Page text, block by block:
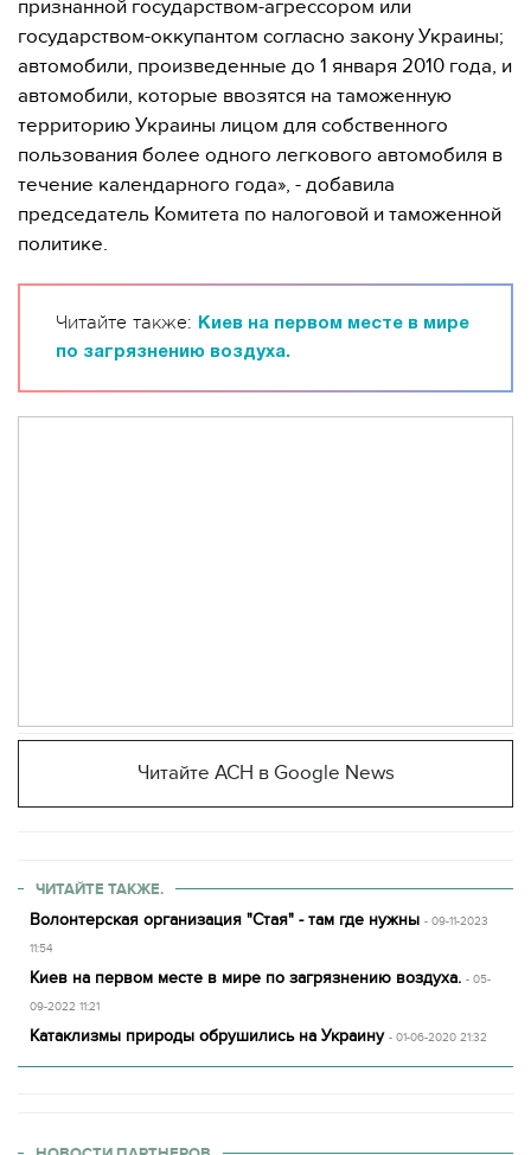
признанной государством-агрессором или
государством-оккупантом согласно закону Украины;
автомобили, произведенные до 1 января 2010 года, и
автомобили, которые ввозятся на таможенную
территорию Украины лицом для собственного
пользования более одного легкового автомобиля в
течение календарного года», - добавила
председатель Комитета по налоговой и таможенной
политике.
Читайте также:
Киев на первом месте в мире
по загрязнению воздуха.
Читайте АСН в Google News
ЧИТАЙТЕ ТАКЖЕ.
Волонтерская организация "Стая" - там где нужны - 09-11-2023
11:54
Киев на первом месте в мире по загрязнению воздуха. - 05-
09-2022 11:21
Катаклизмы природы обрушились на Украину - 01-06-2020 21:32